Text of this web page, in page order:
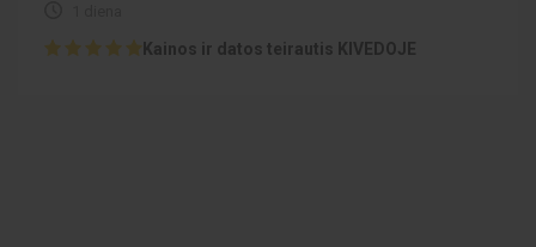
Kainos ir datos teirautis KIVEDOJE